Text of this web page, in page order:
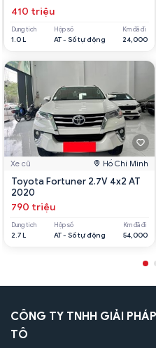
410 triệu
Dung tích
1.0 L
Hộp số
AT - Số tự động
Km đã đi
24,000
Xe cũ Hồ Chí Minh
Toyota Fortuner 2.7V 4x2 AT
2020
790 triệu
Dung tích
2.7 L
Hộp số
AT - Số tự động
Km đã đi
54,000
CÔNG TY TNHH GIẢI
TÔ